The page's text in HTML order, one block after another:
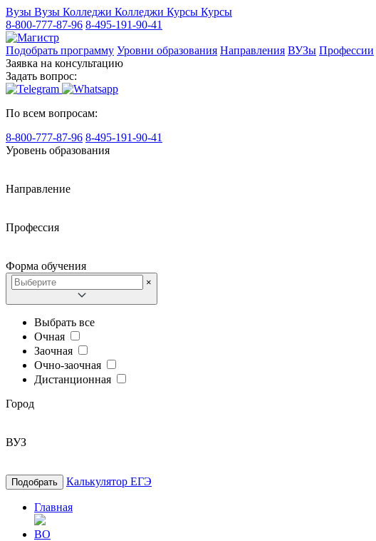
Вузы Вузы Колледжи Колледжи Курсы Курсы
8-800-777-87-96 8-495-191-90-41
Подобрать программу Уровни образования Направления ВУЗы Профессии
Заявка на консультацию
Задать вопрос:
По всем вопросам:
8-800-777-87-96 8-495-191-90-41
Уровень образования
Направление
Профессия
Форма обучения
×
Выбрать все
Очная
Заочная
Очно-заочная
Дистанционная
Город
ВУЗ
Подобрать Калькулятор ЕГЭ
Главная
ВО